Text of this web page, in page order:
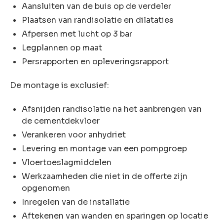
Aansluiten van de buis op de verdeler
Plaatsen van randisolatie en dilataties
Afpersen met lucht op 3 bar
Legplannen op maat
Persrapporten en opleveringsrapport
De montage is exclusief:
Afsnijden randisolatie na het aanbrengen van
de cementdekvloer
Verankeren voor anhydriet
Levering en montage van een pompgroep
Vloertoeslagmiddelen
Werkzaamheden die niet in de offerte zijn
opgenomen
Inregelen van de installatie
Aftekenen van wanden en sparingen op locatie